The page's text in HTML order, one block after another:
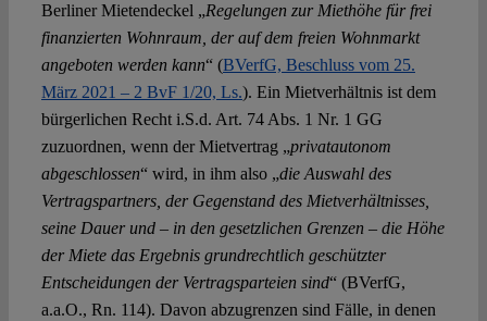
Berliner Mietendeckel „Regelungen zur Miethöhe für frei
finanzierten Wohnraum, der auf dem freien Wohnmarkt
angeboten werden kann“ (BVerfG, Beschluss vom 25.
März 2021 – 2 BvF 1/20, Ls.). Ein Mietverhältnis ist dem
bürgerlichen Recht i.S.d. Art. 74 Abs. 1 Nr. 1 GG
zuzuordnen, wenn der Mietvertrag „privatautonom
abgeschlossen“ wird, in ihm also „die Auswahl des
Vertragspartners, der Gegenstand des Mietverhältnisses,
seine Dauer und – in den gesetzlichen Grenzen – die Höhe
der Miete das Ergebnis grundrechtlich geschützter
Entscheidungen der Vertragsparteien sind“ (BVerfG,
a.a.O., Rn. 114). Davon abzugrenzen sind Fälle, in denen